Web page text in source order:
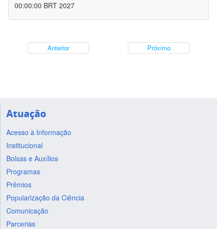
00:00:00 BRT 2027
Anterior Próximo
Atuação
Acesso à Informação
Institucional
Bolsas e Auxílios
Programas
Prêmios
Popularização da Ciência
Comunicação
Parcerias